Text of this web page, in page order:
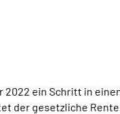
2022 ein Schritt in
der gesetzliche